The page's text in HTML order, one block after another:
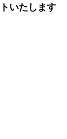
いたします